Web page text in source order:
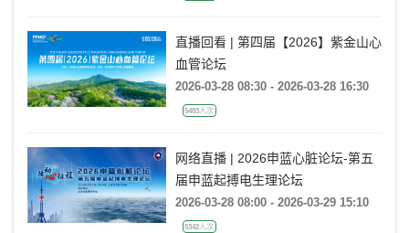
直播回看 | 第四届【2026】紫金山心
血管论坛
2026-03-28 08:30 - 2026-03-28 16:30
5483人次
网络直播 | 2026申蓝心脏论坛-第五
届申蓝起搏电生理论坛
2026-03-28 08:00 - 2026-03-29 15:10
5342人次